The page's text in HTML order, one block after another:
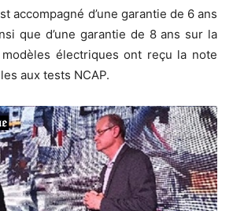
accompagné d’une garantie de 6 ans
que d’une garantie de 8 ans sur la
électriques ont reçu la note
aux tests NCAP.